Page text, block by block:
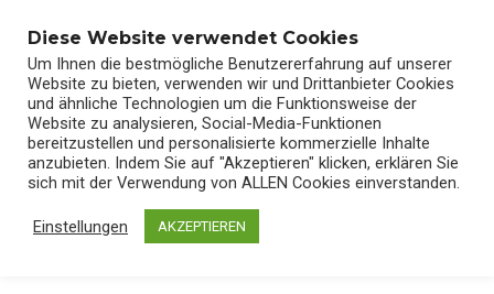
Home/Impressum
Diese Website verwendet Cookies
Um Ihnen die bestmögliche Benutzererfahrung auf unserer
Website zu bieten, verwenden wir und Drittanbieter Cookies
und ähnliche Technologien um die Funktionsweise der
Website zu analysieren, Social-Media-Funktionen
bereitzustellen und personalisierte kommerzielle Inhalte
anzubieten. Indem Sie auf "Akzeptieren" klicken, erklären Sie
sich mit der Verwendung von ALLEN Cookies einverstanden.
Einstellungen AKZEPTIEREN